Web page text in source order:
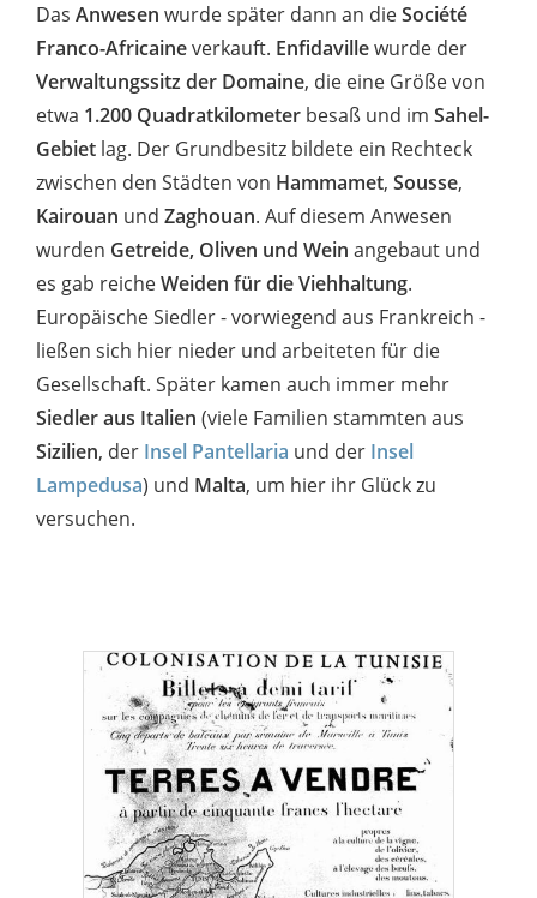
Das Anwesen wurde später dann an dieSociété
Franco-Africaineverkauft. Enfidavillewurde der
Verwaltungssitz der Domaine, die eine Größe von
etwa 1.200 Quadratkilometer besaß und im Sahel-
Gebiet lag. Der Grundbesitz bildete ein Rechteck
zwischen den Städten von Hammamet, Sousse,
Kairouan und Zaghouan. Auf diesem Anwesen
wurden Getreide, Oliven und Wein angebaut und
es gab reicheWeiden für die Viehhaltung.
Europäische Siedler - vorwiegend aus Frankreich -
ließen sich hier nieder und arbeiteten für die
Gesellschaft. Später kamen auch immer mehr
Siedler aus Italien (viele Familien stammten aus
Sizilien, der Insel Pantellaria und der Insel
Lampedusa) und Malta, um hier ihr Glück zu
versuchen.